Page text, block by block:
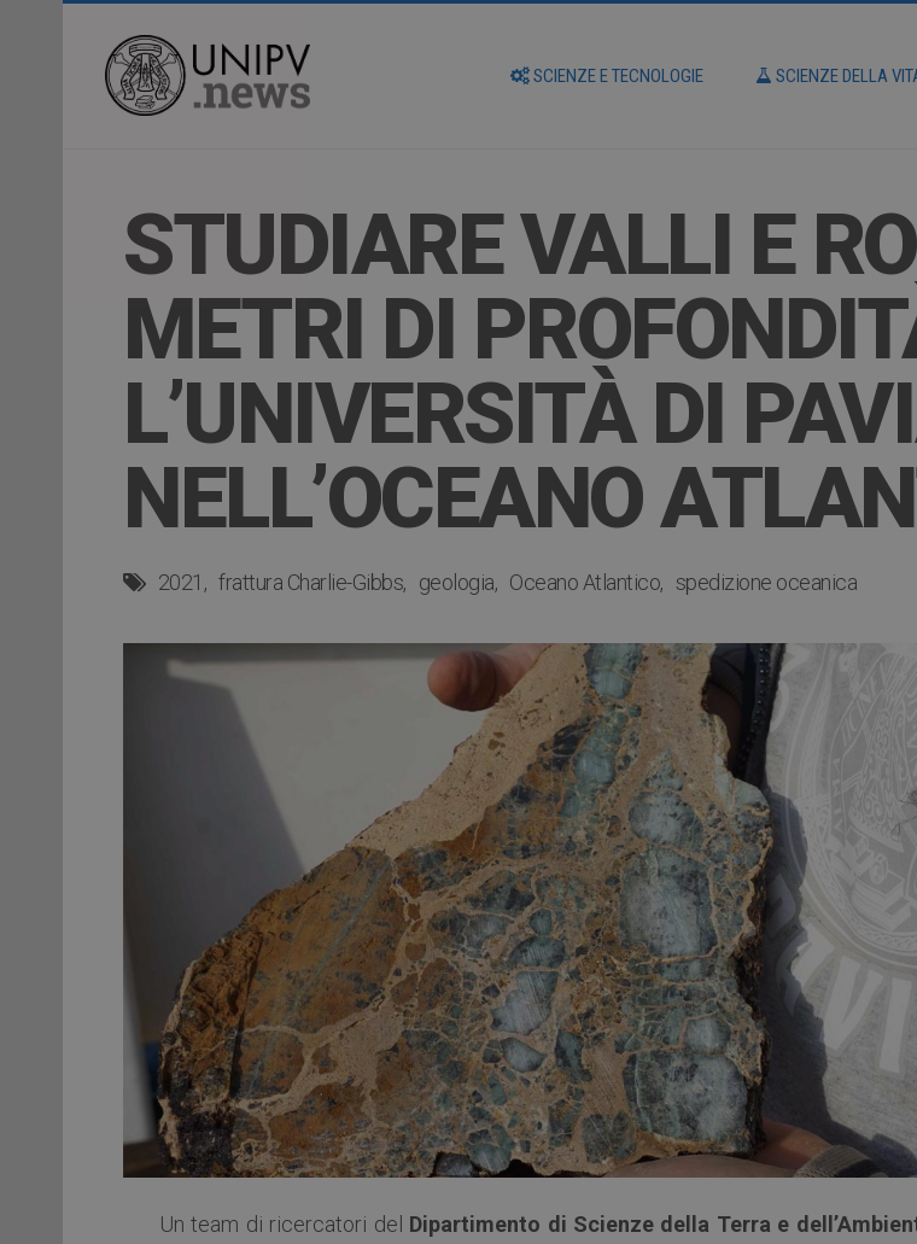
SCIENZE E TECNOLOGIE SCIENZE DELLA
STUDIARE VALLI E
METRI DI
L’UNIVERSITÀ DI
NELL’OCEANO
2021 frattura Charlie-Gibbs geologia Oceano Atlantico spedizione oceanica
Un team di ricercatori del Dipartimento di Scienze della Terra e